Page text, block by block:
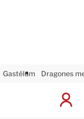
Gastélum Dragones
I